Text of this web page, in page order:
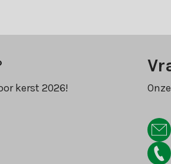
kerst 2026!